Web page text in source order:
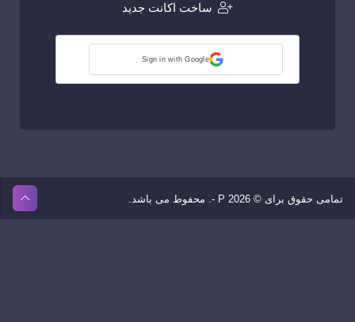
ساخت اکانت جدید
Sign in with Google
تمامی حقوق برای © 2026 P -. محفوط می باشد.